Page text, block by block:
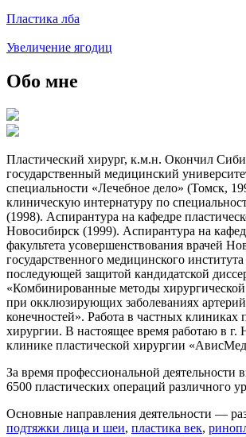
Пластика лба
Увеличение ягодиц
Обо мне
Пластический хирург, к.м.н. Окончил
государственный медицинский
специальности «Лечебное дело» (Томск,
клиническую интернатуру по
(1998). Аспирантура на кафедре
Новосибирск (1999). Аспирантура на
факультета усовершенствования врачей
государственного медицинского
последующей защитой кандидатской
«Комбинированные методы хирургической
при окклюзирующих заболеваниях
конечностей». Работа в частных клиниках
хирургии. В настоящее время работаю в г.
клинике пластической хирургии
За время профессиональной
6500 пластических операций различного
Основные направления деятельности —
подтяжки лица и шеи, пластика век,